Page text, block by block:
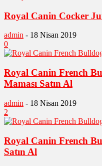
Royal Canin Cocker
admin - 18 Nisan 2019
0
Royal Canin French
Maması Satın Al
admin - 18 Nisan 2019
2
Royal Canin French
Satın Al